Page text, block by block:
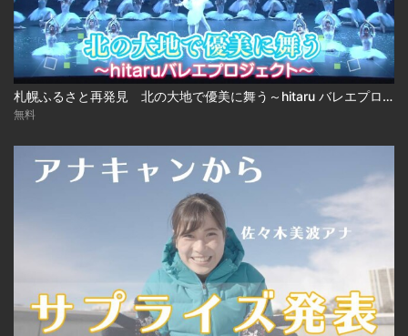
札幌ふるさと再発見 北の大地で優美に舞う～hitaru バレエプロジェクト～
無料